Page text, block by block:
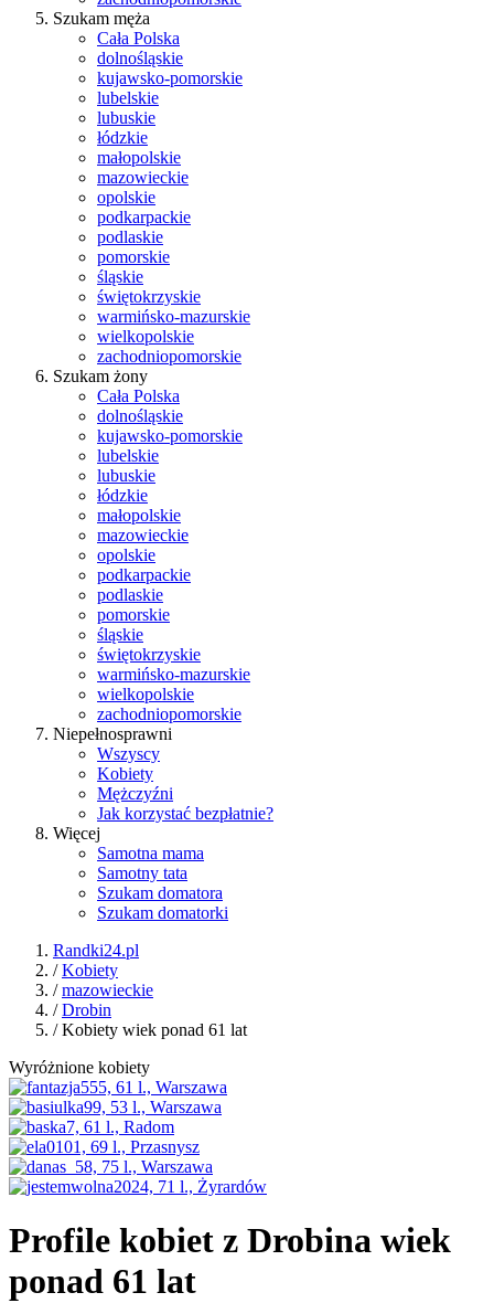
Szukam męża
Cała Polska
dolnośląskie
kujawsko-pomorskie
lubelskie
lubuskie
łódzkie
małopolskie
mazowieckie
opolskie
podkarpackie
podlaskie
pomorskie
śląskie
świętokrzyskie
warmińsko-mazurskie
wielkopolskie
zachodniopomorskie
Szukam żony
Cała Polska
dolnośląskie
kujawsko-pomorskie
lubelskie
lubuskie
łódzkie
małopolskie
mazowieckie
opolskie
podkarpackie
podlaskie
pomorskie
śląskie
świętokrzyskie
warmińsko-mazurskie
wielkopolskie
zachodniopomorskie
Niepełnosprawni
Wszyscy
Kobiety
Mężczyźni
Jak korzystać bezpłatnie?
Więcej
Samotna mama
Samotny tata
Szukam domatora
Szukam domatorki
Randki24.pl
/Kobiety
/mazowieckie
/Drobin
/ Kobiety wiek ponad 61 lat
Wyróżnione kobiety
Profile kobiet z Drobina wiek
ponad 61 lat